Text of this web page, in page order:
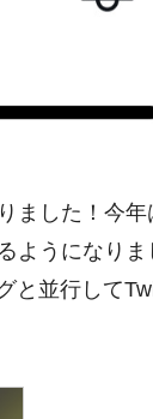
ました！今
うになりま
並行して